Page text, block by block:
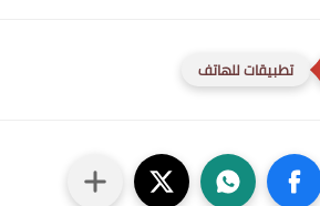
تطبيقات للهاتف